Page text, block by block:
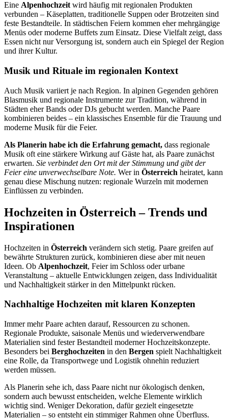
Eine Alpenhochzeitwird häufig mit regionalen Produkten
verbunden – Käseplatten, traditionelle Suppen oder Brotzeiten sind
feste Bestandteile. In städtischen Feiern kommen eher mehrgängige
Menüs oder moderne Buffets zum Einsatz. Diese Vielfalt zeigt, dass
Essen nicht nur Versorgung ist, sondern auch ein Spiegel der Region
und ihrer Kultur.
Musik und Rituale im regionalen Kontext
Auch Musik variiert je nach Region. In alpinen Gegenden gehören
Blasmusik und regionale Instrumente zur Tradition, während in
Städten eher Bands oder DJs gebucht werden. Manche Paare
kombinieren beides – ein klassisches Ensemble für die Trauung und
moderne Musik für die Feier.
Als Planerin habe ich die Erfahrung gemacht, dass regionale
Musik oft eine stärkere Wirkung auf Gäste hat, als Paare zunächst
erwarten. Sie verbindet den Ort mit der Stimmung und gibt der
Feier eine unverwechselbare Note. Wer in Österreich heiratet, kann
genau diese Mischung nutzen: regionale Wurzeln mit modernen
Einflüssen zu verbinden.
Hochzeiten in Österreich – Trends und
Inspirationen
Hochzeiten in Österreich verändern sich stetig. Paare greifen auf
bewährte Strukturen zurück, kombinieren diese aber mit neuen
Ideen. Ob Alpenhochzeit, Feier im Schloss oder urbane
Veranstaltung – aktuelle Entwicklungen zeigen, dass Individualität
und Nachhaltigkeit stärker in den Mittelpunkt rücken.
Nachhaltige Hochzeiten mit klaren Konzepten
Immer mehr Paare achten darauf, Ressourcen zu schonen.
Regionale Produkte, saisonale Menüs und wiederverwendbare
Materialien sind fester Bestandteil moderner Hochzeitskonzepte.
Besonders bei Berghochzeiten in den Bergen spielt Nachhaltigkeit
eine Rolle, da Transportwege und Logistik ohnehin reduziert
werden müssen.
Als Planerin sehe ich, dass Paare nicht nur ökologisch denken,
sondern auch bewusst entscheiden, welche Elemente wirklich
wichtig sind. Weniger Dekoration, dafür gezielt eingesetzte
Materialien – so entsteht ein stimmiger Rahmen ohne Überfluss.